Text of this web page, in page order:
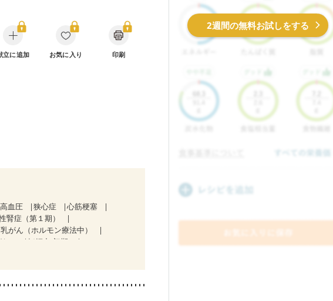
立に追加 お気に入り 印刷
高血圧 狭心症
心筋梗塞
腎症（第１期）
乳がん（ホルモン療法中）
い
妊娠中(初期)
2週間の無料お試しをする